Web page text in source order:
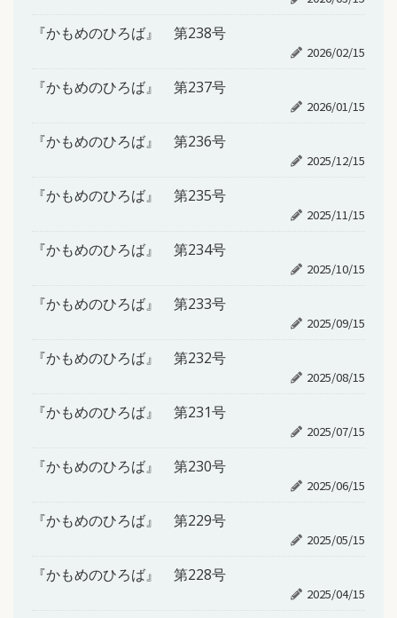
『かもめのひろば』 第238号
2026/02/15
『かもめのひろば』 第237号
2026/01/15
『かもめのひろば』 第236号
2025/12/15
『かもめのひろば』 第235号
2025/11/15
『かもめのひろば』 第234号
2025/10/15
『かもめのひろば』 第233号
2025/09/15
『かもめのひろば』 第232号
2025/08/15
『かもめのひろば』 第231号
2025/07/15
『かもめのひろば』 第230号
2025/06/15
『かもめのひろば』 第229号
2025/05/15
『かもめのひろば』 第228号
2025/04/15